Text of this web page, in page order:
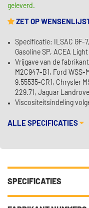
geleverd.
ZET OP
Specificatie: ILSAC GF-
Gasoline SP, ACEA
Vrijgave van de
M2C947-B1, Ford WSS-
9.55535-CR1, Chrysler
229.71, Jaguar
Viscositeitsindeling
ALLE SPECIFICATIES
SPECIFICATIES